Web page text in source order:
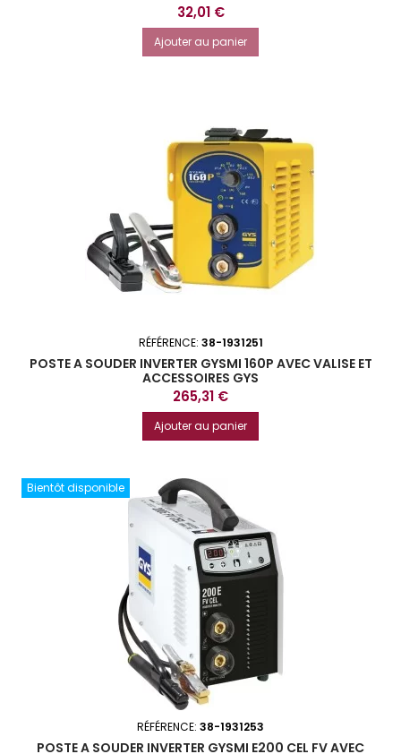
Prix
32,01 €
Ajouter au panier
RÉFÉRENCE: 38-1931251
POSTE A SOUDER INVERTER GYSMI 160P AVEC VALISE ET
ACCESSOIRES GYS
Prix
265,31 €
Ajouter au panier
Bientôt disponible
RÉFÉRENCE: 38-1931253
POSTE A SOUDER INVERTER GYSMI E200 CEL FV AVEC